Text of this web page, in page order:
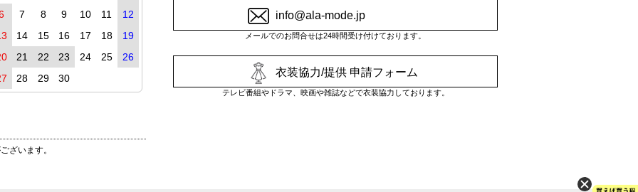
7 8 9 10 11
12
14 15 16 17 18
19
21 22 23 24 25
26
28 29 30
ざいます。
info@ala-mode.jp
メールでのお問合せは24時間受け付けております。
衣装協力/提供 申請フォーム
テレビ番組やドラマ、映画や雑誌などで衣装協力しております。